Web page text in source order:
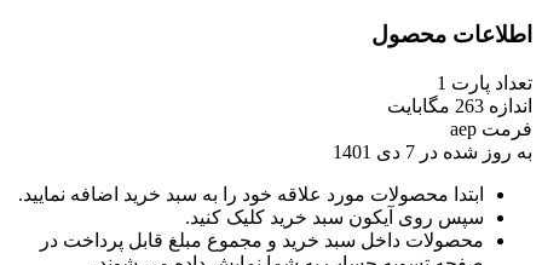
اطلاعات محصول
تعداد پارت 1
اندازه 263 مگابایت
فرمت aep
به روز شده در 7 دی 1401
ابتدا محصولات مورد علاقه خود را به سبد خرید اضافه نمایید.
سپس روی آیکون سبد خرید کلیک کنید.
محصولات داخل سبد خرید و مجموع مبلغ قابل پرداخت در